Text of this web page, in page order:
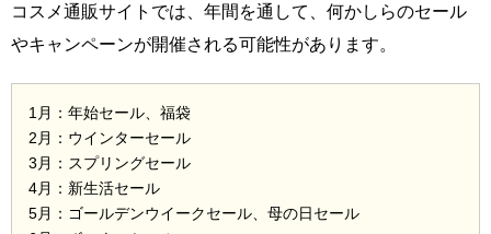
コスメ通販サイトでは、年間を通して、何かしらのセール
やキャンペーンが開催される可能性があります。
1月：年始セール、福袋
2月：ウインターセール
3月：スプリングセール
4月：新生活セール
5月：ゴールデンウイークセール、母の日セール